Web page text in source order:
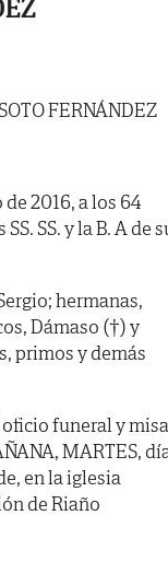
FERNÁNDEZ
2016, a los 64
SS. y la B. A de
hermanas,
Dámaso (†) y
primos y demás
funeral y misa
MARTES,
en la iglesia
de Riaño